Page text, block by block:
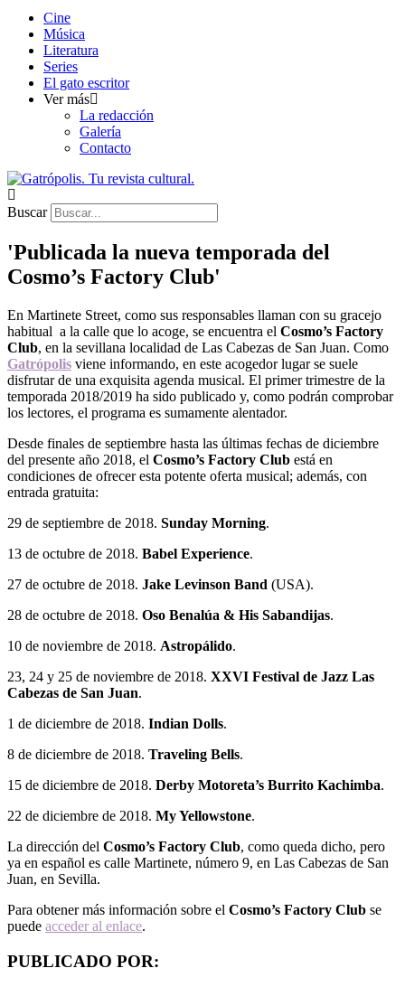
Cine
Música
Literatura
Series
El gato escritor
Ver más
La redacción
Galería
Contacto
Buscar
'Publicada la nueva temporada del
Cosmo’s Factory Club'
En Martinete Street, como sus responsables llaman con su gracejo
habitual a la calle que lo acoge, se encuentra el Cosmo’s Factory
Club, en la sevillana localidad de Las Cabezas de San Juan. Como
Gatrópolis viene informando, en este acogedor lugar se suele
disfrutar de una exquisita agenda musical. El primer trimestre de la
temporada 2018/2019 ha sido publicado y, como podrán comprobar
los lectores, el programa es sumamente alentador.
Desde finales de septiembre hasta las últimas fechas de diciembre
del presente año 2018, el Cosmo’s Factory Club está en
condiciones de ofrecer esta potente oferta musical; además, con
entrada gratuita:
29 de septiembre de 2018. Sunday Morning.
13 de octubre de 2018. Babel Experience.
27 de octubre de 2018. Jake Levinson Band (USA).
28 de octubre de 2018. Oso Benalúa & His Sabandijas.
10 de noviembre de 2018. Astropálido.
23, 24 y 25 de noviembre de 2018. XXVI Festival de Jazz Las
Cabezas de San Juan.
1 de diciembre de 2018. Indian Dolls.
8 de diciembre de 2018. Traveling Bells.
15 de diciembre de 2018. Derby Motoreta’s Burrito Kachimba.
22 de diciembre de 2018. My Yellowstone.
La dirección del Cosmo’s Factory Club, como queda dicho, pero
ya en español es calle Martinete, número 9, en Las Cabezas de San
Juan, en Sevilla.
Para obtener más información sobre el Cosmo’s Factory Club se
puede acceder al enlace.
PUBLICADO POR: